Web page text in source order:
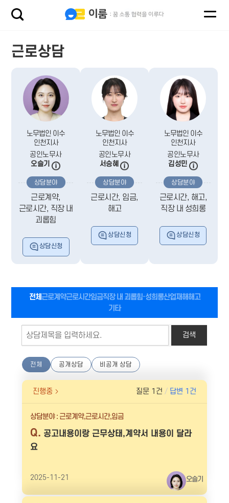
근로상담
노무법인 이수
인천지사
공인노무사
오슬기
상담분야
근로계약,
근로시간, 직장 내
괴롭힘
상담신청
노무법인 이수
인천지사
공인노무사
서승혜
상담분야
근로시간, 임금,
해고
상담신청
노무법인 이수
인천지사
공인노무사
김성민
상담분야
근로시간, 해고,
직장 내 성희롱
상담신청
전체 근로계약근로시간임금직장 내 괴롭힘·성희롱산업재해해고
기타
전체 공개상담 비공개 상담
진행중 질문 1건 답변 1건
상담분야 : 근로계약,근로시간,임금
공고내용이랑 근무상태,계약서 내용이 달라
요
2025-11-21 오슬기